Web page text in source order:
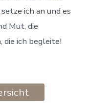
ich an und es
Mut, die
die ich begleite!